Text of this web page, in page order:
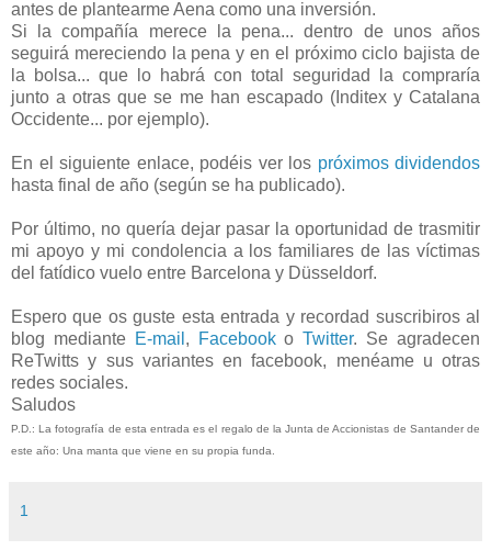
antes de plantearme Aena como una inversión.
Si la compañía merece la pena... dentro de unos años
seguirá mereciendo la pena y en el próximo ciclo bajista de
la bolsa... que lo habrá con total seguridad la compraría
junto a otras que se me han escapado (Inditex y Catalana
Occidente... por ejemplo).
En el siguiente enlace, podéis ver los próximos dividendos
hasta final de año (según se ha publicado).
Por último, no quería dejar pasar la oportunidad de trasmitir
mi apoyo y mi condolencia a los familiares de las víctimas
del fatídico vuelo entre Barcelona y Düsseldorf.
Espero que os guste esta entrada y recordad suscribiros al
blog mediante E-mail , FacebookoTwitter. Se agradecen
ReTwitts y sus variantes en facebook, menéame u otras
redes sociales.
Saludos
P.D.: La fotografía de esta entrada es el regalo de la Junta de Accionistas de Santander de
este año: Una manta que viene en su propia funda.
1